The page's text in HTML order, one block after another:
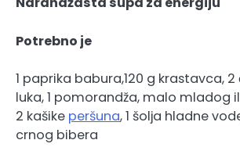
Potrebno je
1 paprika babura,120 g krastavca,
luka, 1 pomorandža, malo mladog
2 kašike peršuna, 1 šolja hladne
crnog bibera